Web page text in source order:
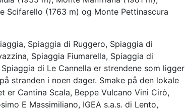
Scifarello (1763 m) og Monte Pettinascura
Spiaggia di Ruggero, Spiaggia di
Spiaggia Fiumarella, Spiaggia di
di Le Cannella er strendene som ligger
stranden i noen dager. Smake på den lokale
er Cantina Scala, Beppe Vulcano Vini Cirò,
E Massimiliano, IGEA s.a.s. di Lento,